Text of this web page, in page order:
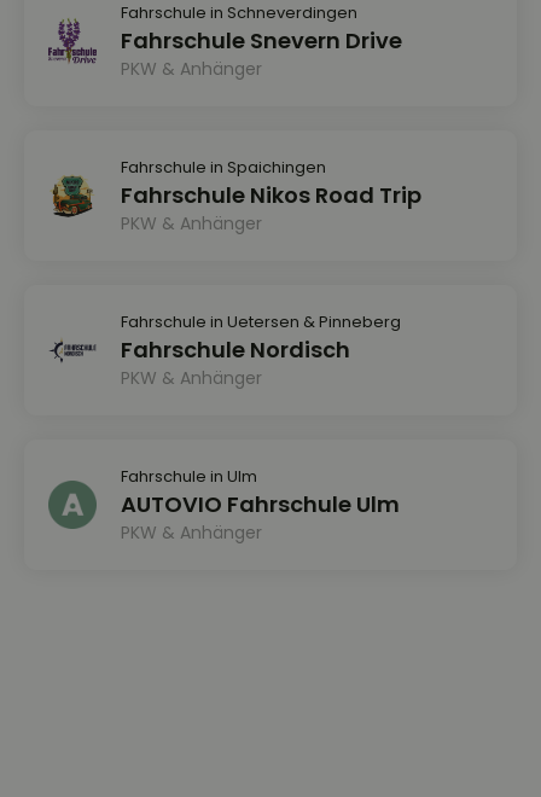
Fahrschule in Schneverdingen
Fahrschule Snevern Drive
PKW & Anhänger
Fahrschule in Spaichingen
Fahrschule Nikos Road Trip
PKW & Anhänger
Fahrschule in Uetersen & Pinneberg
Fahrschule Nordisch
PKW & Anhänger
Fahrschule in Ulm
AUTOVIO Fahrschule Ulm
PKW & Anhänger